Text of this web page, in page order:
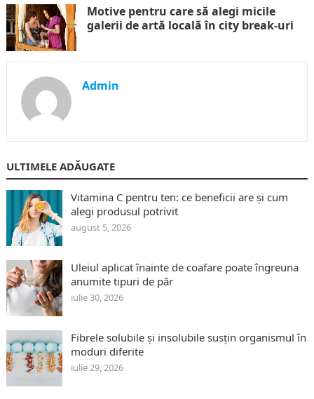
Motive pentru care să alegi micile
galerii de artă locală în city break-uri
Admin
ULTIMELE ADĂUGATE
Vitamina C pentru ten: ce beneficii are și cum
alegi produsul potrivit
august 5, 2026
Uleiul aplicat înainte de coafare poate îngreuna
anumite tipuri de păr
iulie 30, 2026
Fibrele solubile și insolubile susțin organismul în
moduri diferite
iulie 29, 2026